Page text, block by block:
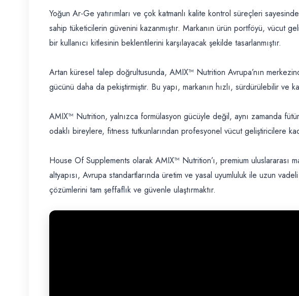
Yoğun Ar-Ge yatırımları ve çok katmanlı kalite kontrol süreçleri
sahip tüketicilerin güvenini kazanmıştır. Markanın ürün portföyü, vücut
bir kullanıcı kitlesinin beklentilerini karşılayacak şekilde tasarlanmıştır.
Artan küresel talep doğrultusunda, AMIX™ Nutrition Avrupa’nın
gücünü daha da pekiştirmiştir. Bu yapı, markanın hızlı, sürdürülebilir ve
AMIX™ Nutrition, yalnızca formülasyon gücüyle değil, aynı zamanda
odaklı bireylere, fitness tutkunlarından profesyonel vücut geliştiricilere
House Of Supplements olarak AMIX™ Nutrition’ı, premium
altyapısı, Avrupa standartlarında üretim ve yasal uyumluluk ile uzun
çözümlerini tam şeffaflık ve güvenle ulaştırmaktır.